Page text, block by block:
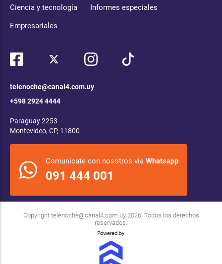
Ciencia y tecnología Informes especiales
Empresariales
telenoche@canal4.com.uy
+598 2924 4444
Paraguay 2253
Montevideo, CP, 11800
Comunicate con nosotros via Whatsapp
091 444 001
Copyright telenoche@canal4.com.uy2026. Todos los derechos
reservados.